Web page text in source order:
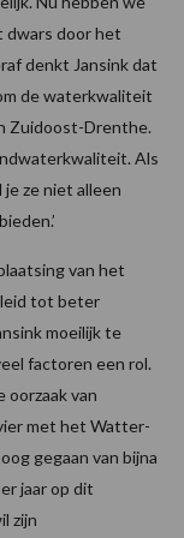
dwars door het
denkt Jansink dat
de waterkwaliteit
Zuidoost-Drenthe.
Als
ze niet alleen
van het
tot beter
moeilijk te
factoren een rol.
oorzaak van
met het Watter-
gegaan van bijna
jaar op dit
zijn